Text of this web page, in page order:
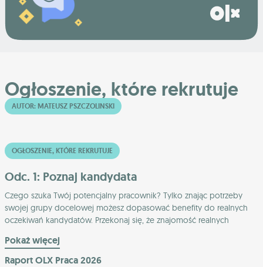
Ogłoszenie, które rekrutuje
AUTOR: MATEUSZ PSZCZOLINSKI
OGŁOSZENIE, KTÓRE REKRUTUJE
Odc. 1: Poznaj kandydata
Czego szuka Twój potencjalny pracownik? Tylko znając potrzeby
swojej grupy docelowej możesz dopasować benefity do realnych
oczekiwań kandydatów. Przekonaj się, że znajomość realnych
Pokaż więcej
Raport OLX Praca 2026